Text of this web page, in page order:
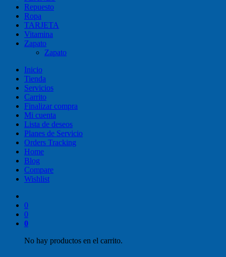
Repuesto
Ropa
TARJETA
Vitamina
Zapato
Zapato
Inicio
Tienda
Servicios
Carrito
Finalizar compra
Mi cuenta
Lista de deseos
Planes de Servicio
Orders Tracking
Home
Blog
Compare
Wishlist
0
0
0
No hay productos en el carrito.